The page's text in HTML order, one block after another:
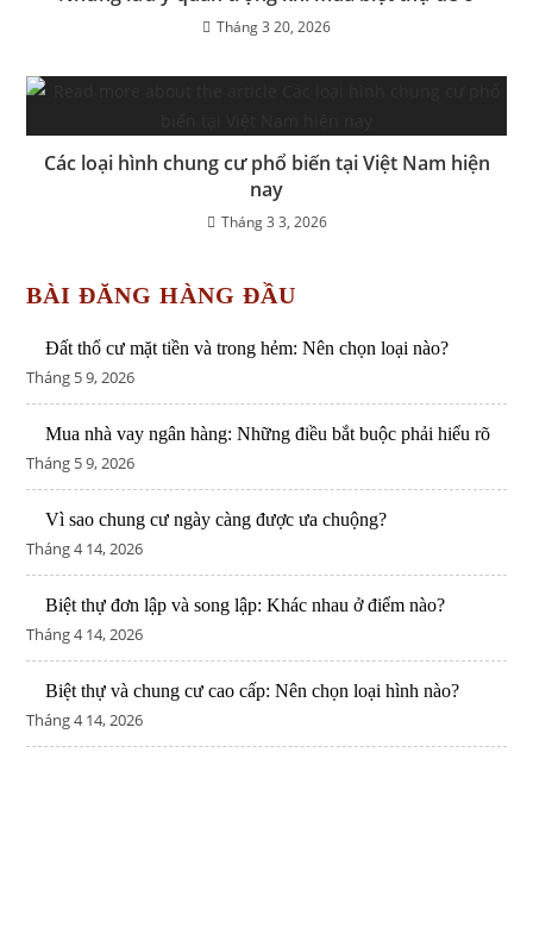
Tháng 3 20, 2026
Các loại hình chung cư phổ biến tại Việt Nam hiện
nay
Tháng 3 3, 2026
BÀI ĐĂNG HÀNG ĐẦU
Đất thổ cư mặt tiền và trong hẻm: Nên chọn loại nào?
Tháng 5 9, 2026
Mua nhà vay ngân hàng: Những điều bắt buộc phải hiểu rõ
Tháng 5 9, 2026
Vì sao chung cư ngày càng được ưa chuộng?
Tháng 4 14, 2026
Biệt thự đơn lập và song lập: Khác nhau ở điểm nào?
Tháng 4 14, 2026
Biệt thự và chung cư cao cấp: Nên chọn loại hình nào?
Tháng 4 14, 2026